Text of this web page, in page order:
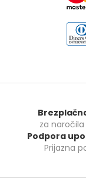
za
Podpora
Prijazna